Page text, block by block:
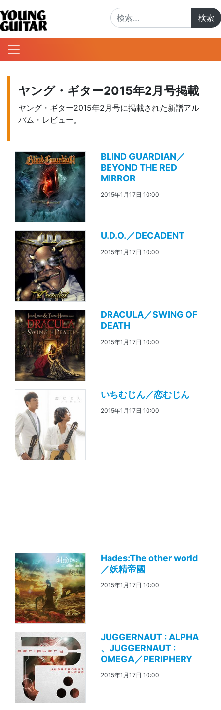
ヤング・ギター2015年2月号掲載
ヤング・ギター2015年2月号に掲載された新譜アル
バム・レビュー。
BLIND GUARDIAN／
BEYOND THE RED
MIRROR
2015年1月17日 10:00
U.D.O.／DECADENT
2015年1月17日 10:00
DRACULA／SWING OF
DEATH
2015年1月17日 10:00
いちむじん／恋むじん
2015年1月17日 10:00
Hades:The other world
／妖精帝國
2015年1月17日 10:00
JUGGERNAUT : ALPHA
、JUGGERNAUT :
OMEGA／PERIPHERY
2015年1月17日 10:00